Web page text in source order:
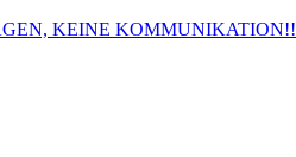
KEINE KOMMUNIKATION!!